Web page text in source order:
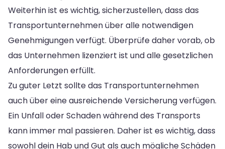
Weiterhin ist es wichtig, sicherzustellen, dass das
Transportunternehmen über alle notwendigen
Genehmigungen verfügt. Überprüfe daher vorab, ob
das Unternehmen lizenziert ist und alle gesetzlichen
Anforderungen erfüllt.
Zu guter Letzt sollte das Transportunternehmen
auch über eine ausreichende Versicherung verfügen.
Ein Unfall oder Schaden während des Transports
kann immer mal passieren. Daher ist es wichtig, dass
sowohl dein Hab und Gut als auch mögliche Schäden